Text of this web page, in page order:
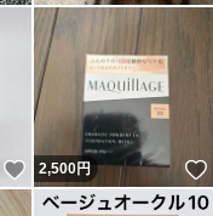
いいね！
2,500円